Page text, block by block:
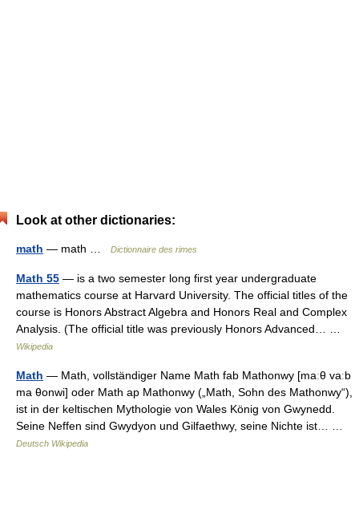
Look at other dictionaries:
math — math … Dictionnaire des rimes
Math 55 — is a two semester long first year undergraduate
mathematics course at Harvard University. The official titles of the
course is Honors Abstract Algebra and Honors Real and Complex
Analysis. (The official title was previously Honors Advanced… …
Wikipedia
Math — Math, vollständiger Name Math fab Mathonwy [maːθ vaːb
ma θonwi] oder Math ap Mathonwy („Math, Sohn des Mathonwy“),
ist in der keltischen Mythologie von Wales König von Gwynedd.
Seine Neffen sind Gwydyon und Gilfaethwy, seine Nichte ist… …
Deutsch Wikipedia